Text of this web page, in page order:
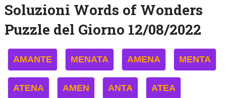
Soluzioni Words of Wonders
Puzzle del Giorno 12/08/2022
AMANTE MENATA AMENA MENTA
ATENA AMEN ANTA ATEA